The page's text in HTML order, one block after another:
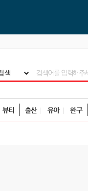
뷰티 출산 유아 완구